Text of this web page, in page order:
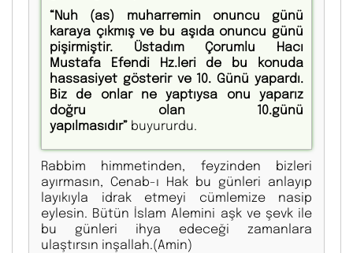
“Nuh (as) muharremin onuncu günü
karaya çıkmış ve bu aşıda onuncu günü
pişirmiştir. Üstadım Çorumlu Hacı
Mustafa Efendi Hz.leri de bu konuda
hassasiyet gösterir ve 10. Günü yapardı.
Biz de onlar ne yaptıysa onu yaparız
doğru olan 10.günü
yapılmasıdır” buyururdu.
Rabbim himmetinden, feyzinden bizleri
ayırmasın, Cenab-ı Hak bu günleri anlayıp
layıkıyla idrak etmeyi cümlemize nasip
eylesin. Bütün İslam Alemini aşk ve şevk ile
bu günleri ihya edeceği zamanlara
ulaştırsın inşallah.(Amin)